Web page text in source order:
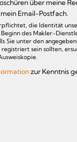
über meine
Email-Postfach.
die Identität
des Makler-
Sie unter den
sein sollten,
zur Kenntnis